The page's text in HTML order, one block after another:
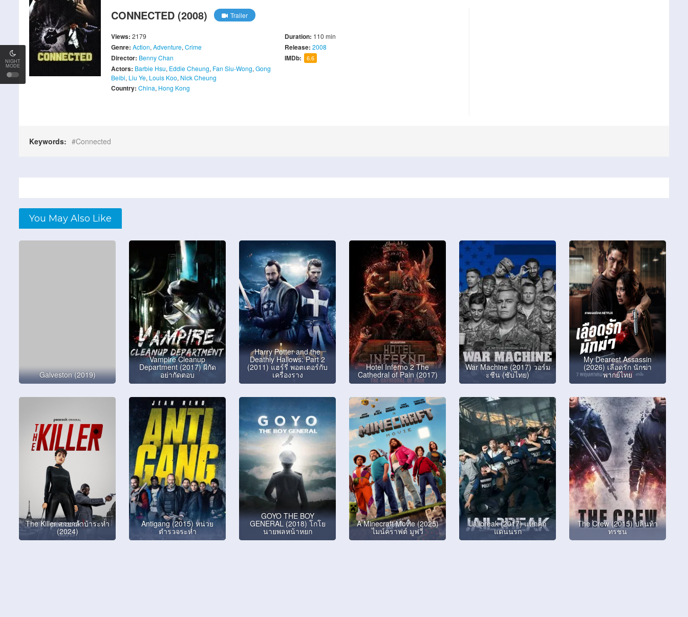
NIGHT
MODE
CONNECTED (2008) Trailer
Views: 2179
Genre: Action, Adventure, Crime
Director: Benny Chan
Actors: Barbie Hsu, Eddie Cheung, Fan Siu-Wong, Gong
Beibi, Liu Ye, Louis Koo, Nick Cheung
Country: China, Hong Kong
Duration: 110 min
Release:2008
IMDb: 6.6
Keywords: Connected
You May Also Like
Galveston (2019)
Vampire Cleanup
Department (2017) ผีกัด
อย่ากัดตอบ
Harry Potter and the
Deathly Hallows: Part 2
(2011) แฮร์รี่ พอตเตอร์กับ
เครื่องราง
Hotel Inferno 2 The
Cathedral of Pain (2017)
War Machine (2017) วอร์ม
ะชีน (ซับไทย)
My Dearest Assassin
(2026) เลือดรัก นักฆ่า
พากย์ไทย
The Killer สวยกล้าบ้าระห่ำ
(2024)
Antigang (2015) หน่วย
ตำรวจระห่ำ
GOYO THE BOY
GENERAL (2018) โกโย
นายพลหน้าหยก
A Minecraft Movie (2025)
ไมน์คราฟต์ มูฟวี่
Jailbreak (2017) แหกคุก
แดนนรก
The Crew (2015) ปล้นท้า
ทรชน